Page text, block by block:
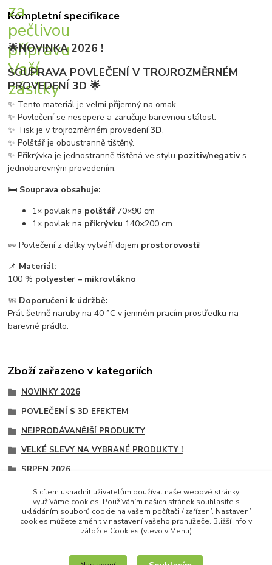
Kompletní specifikace
🌟NOVINKA 2026 !
SOUPRAVA POVLEČENÍ V TROJROZMĚRNÉM
PROVEDENÍ 3D 🌟
✨ Tento materiál je velmi příjemný na omak.
✨ Povlečení se nesepere a zaručuje barevnou stálost.
✨ Tisk je v trojrozměrném provedení3D.
✨ Polštář je oboustranně tištěný.
✨ Přikrývka je jednostranně tištěná ve stylu pozitiv/negativs
jednobarevným provedením.
🛏️ Souprava obsahuje:
1× povlak na polštář70×90 cm
1× povlak na přikrývku 140×200 cm
👀 Povlečení z dálky vytváří dojem prostorovosti!
📌 Materiál:
100 % polyester – mikrovlákno
🧼 Doporučení k údržbě:
Prát šetrně naruby na 40 °C v jemném pracím prostředku na
barevné prádlo.
Zboží zařazeno v kategoriích
NOVINKY 2026
POVLEČENÍ S 3D EFEKTEM
NEJPRODÁVANĚJŠÍ PRODUKTY
VELKÉ SLEVY NA VYBRANÉ PRODUKTY !
SRPEN 2026
POVLEČENÍ NA 1 POSTEL
POVLEČENÍ NA 1 POSTEL
S cílem usnadnit uživatelům používat naše webové stránky
využíváme cookies. Používáním našich stránek souhlasíte s
ukládáním souborů cookie na vašem počítači / zařízení. Nastavení
cookies můžete změnit v nastavení vašeho prohlížeče. Bližší info v
záložce Cookies (vlevo v Menu)